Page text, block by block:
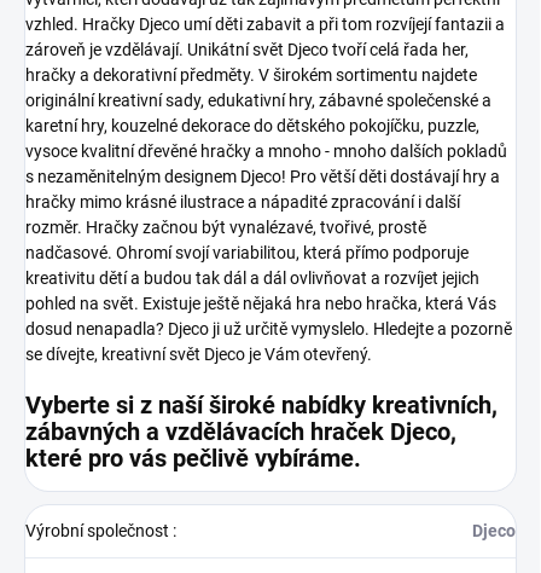
vzhled. Hračky Djeco umí děti zabavit a při tom rozvíjejí fantazii a
zároveň je vzdělávají. Unikátní svět Djeco tvoří celá řada her,
hračky a dekorativní předměty. V širokém sortimentu najdete
originální kreativní sady, edukativní hry, zábavné společenské a
karetní hry, kouzelné dekorace do dětského pokojíčku, puzzle,
vysoce kvalitní dřevěné hračky a mnoho - mnoho dalších pokladů
s nezaměnitelným designem Djeco! Pro větší děti dostávají hry a
hračky mimo krásné ilustrace a nápadité zpracování i další
rozměr. Hračky začnou být vynalézavé, tvořivé, prostě
nadčasové. Ohromí svojí variabilitou, která přímo podporuje
kreativitu dětí a budou tak dál a dál ovlivňovat a rozvíjet jejich
pohled na svět. Existuje ještě nějaká hra nebo hračka, která Vás
dosud nenapadla? Djeco ji už určitě vymyslelo. Hledejte a pozorně
se dívejte, kreativní svět Djeco je Vám otevřený.
Vyberte si z naší široké nabídky kreativních,
zábavných a vzdělávacích hraček Djeco,
které pro vás pečlivě vybíráme.
Výrobní společnost : Djeco